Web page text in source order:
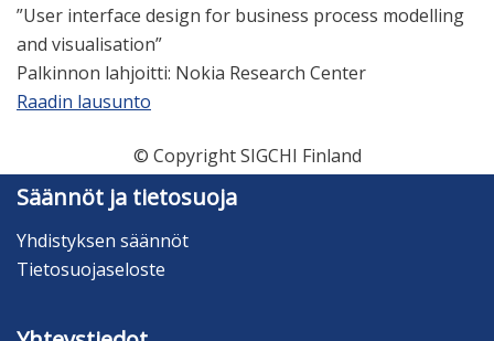
”User interface design for business process modelling
and visualisation”
Palkinnon lahjoitti: Nokia Research Center
Raadin lausunto
© Copyright SIGCHI Finland
Säännöt ja tietosuoja
Yhdistyksen säännöt
Tietosuojaseloste